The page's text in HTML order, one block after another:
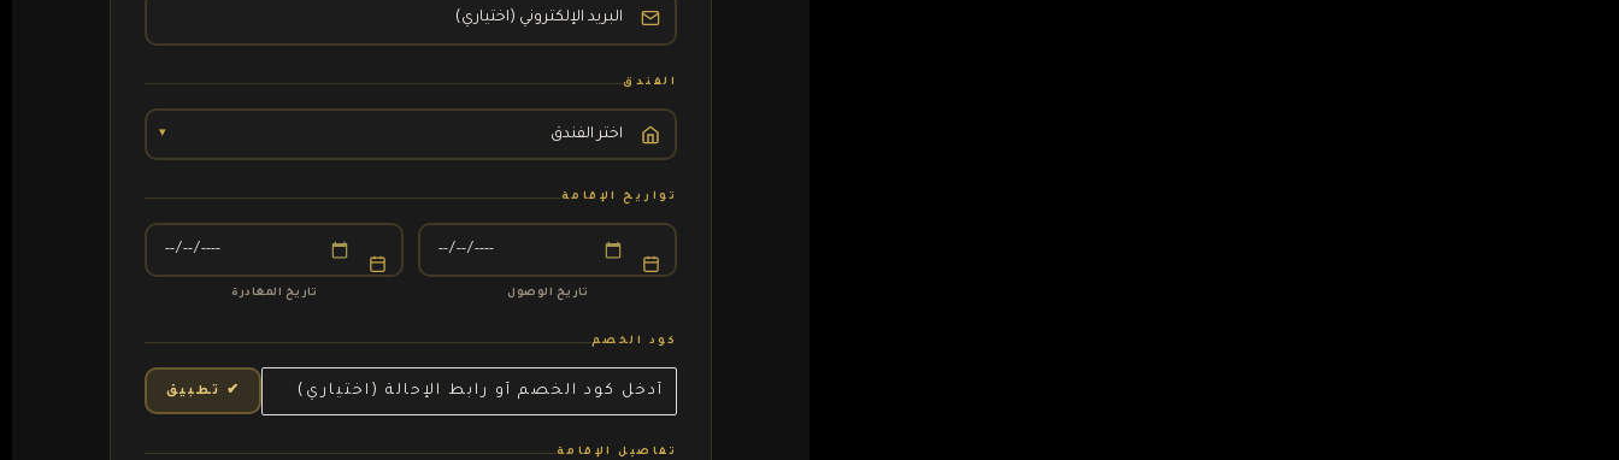
الفندق
▾
تواريخ الإقامة
تاريخ الوصول تاريخ المغادرة
كود الخصم
✔ تطبيق
تفاصيل الإقامة